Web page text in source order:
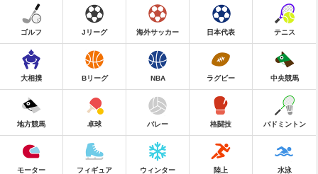
ゴルフ Jリーグ 海外サッカー 日本代表 テニス
大相撲 Bリーグ NBA ラグビー 中央競馬
地方競馬 卓球 バレー 格闘技 バドミントン
モーター フィギュア ウィンター 陸上 水泳